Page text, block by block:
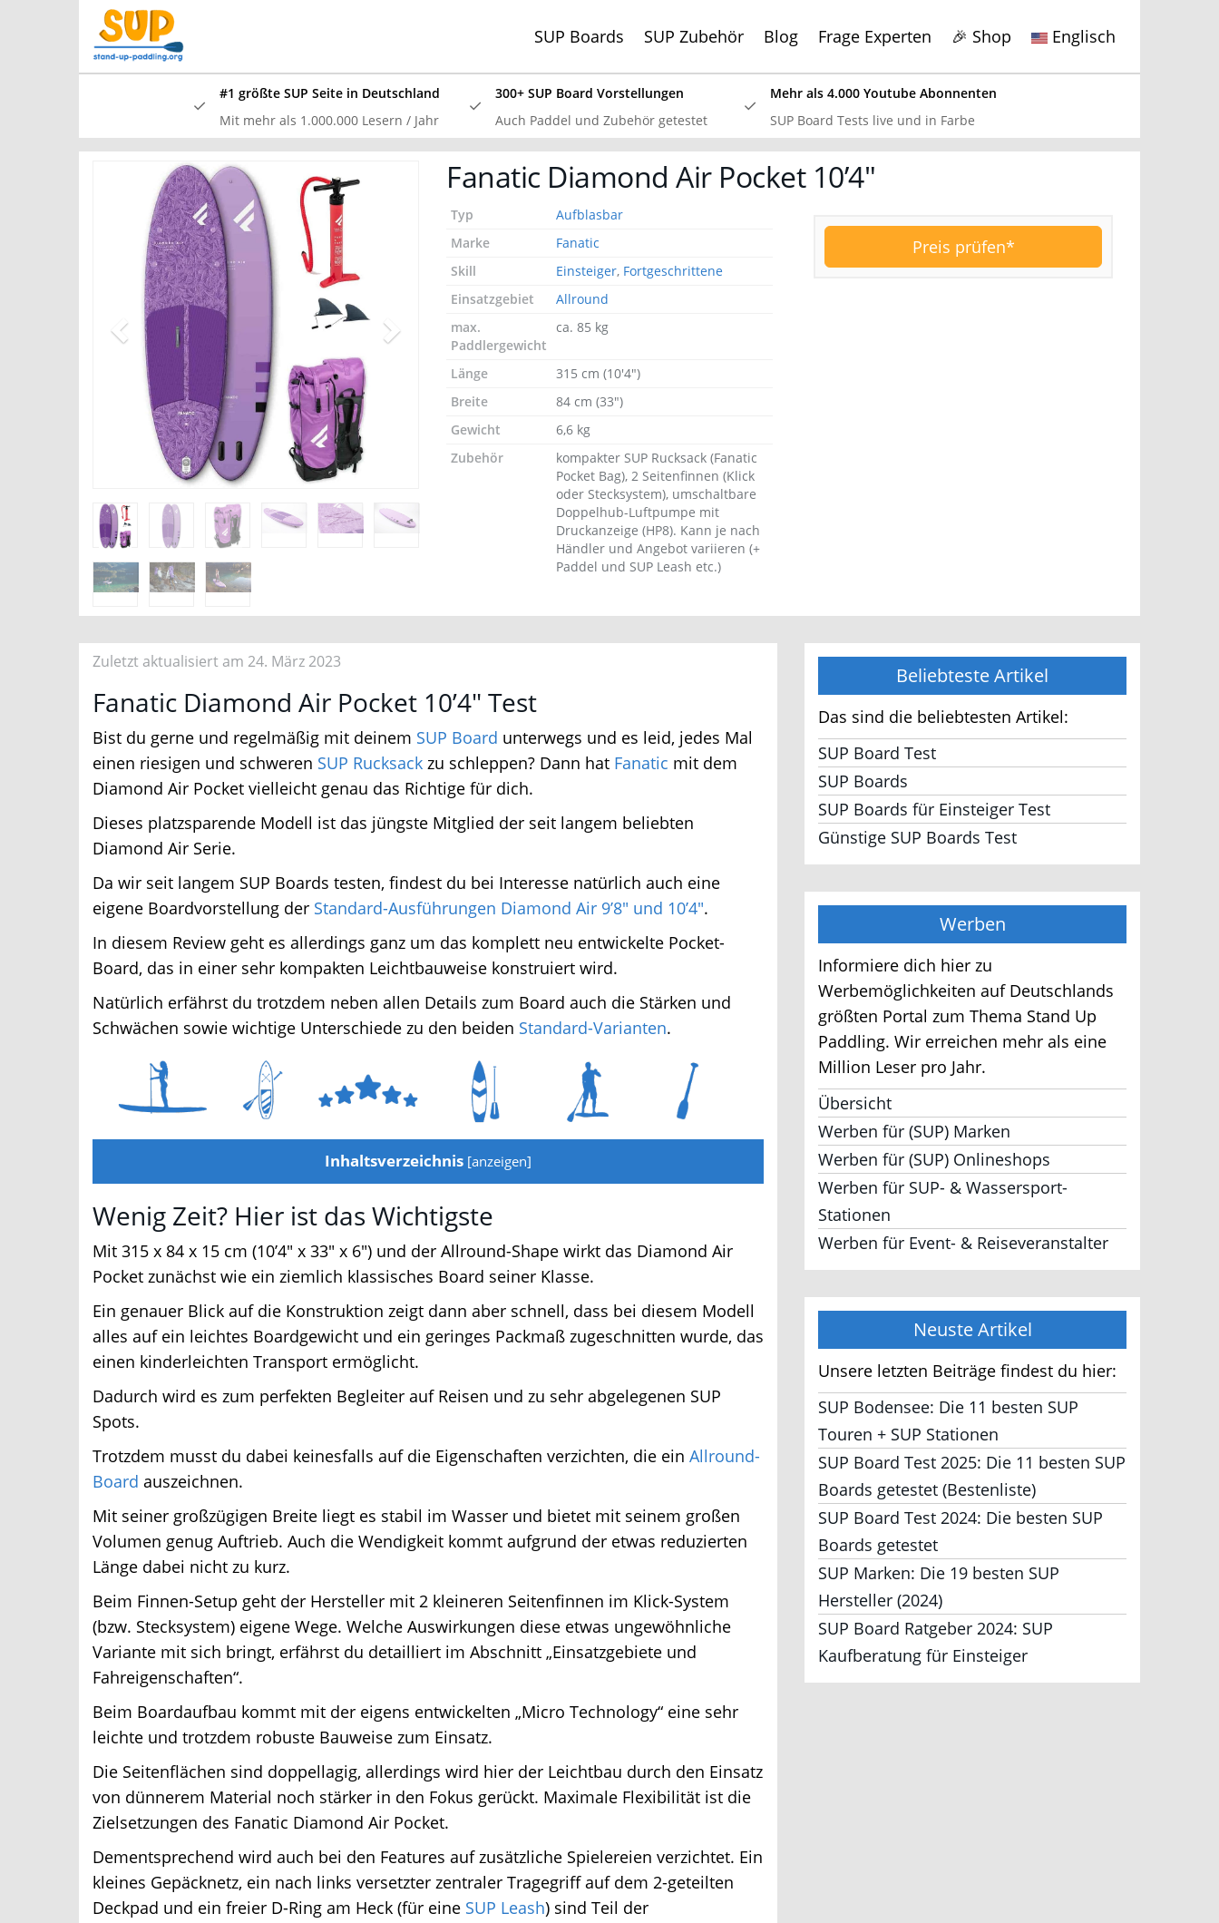
SUP Boards SUP Zubehör Blog Frage Experten 🎉 Shop Englisch
#1 größte SUP Seite in Deutschland
Mit mehr als 1.000.000 Lesern / Jahr
300+ SUP Board Vorstellungen
Auch Paddel und Zubehör getestet
Mehr als 4.000 Youtube Abonnenten
SUP Board Tests live und in Farbe
Fanatic Diamond Air Pocket 10’4″
Preis prüfen*
Typ
Aufblasbar
Marke
Fanatic
Skill
Einsteiger,Fortgeschrittene
Einsatzgebiet
Allround
max.
Paddlergewicht
ca. 85 kg
Länge
315 cm (10'4")
Breite
84 cm (33")
Gewicht
6,6 kg
Zubehör
kompakter SUP Rucksack (Fanatic
Pocket Bag), 2 Seitenfinnen (Klick
oder Stecksystem), umschaltbare
Doppelhub-Luftpumpe mit
Druckanzeige (HP8). Kann je nach
Händler und Angebot variieren (+
Paddel und SUP Leash etc.)
Zuletzt aktualisiert am 24. März 2023
Fanatic Diamond Air Pocket 10’4″ Test
Bist du gerne und regelmäßig mit deinemSUP Boardunterwegs und es leid, jedes Mal
einen riesigen und schwerenSUP Rucksackzu schleppen? Dann hatFanaticmit dem
Diamond Air Pocket vielleicht genau das Richtige für dich.
Dieses platzsparende Modell ist das jüngste Mitglied der seit langem beliebten
Diamond Air Serie.
Da wir seit langem SUP Boards testen, findest du bei Interesse natürlich auch eine
eigene Boardvorstellung derStandard-Ausführungen Diamond Air 9’8″ und 10’4″.
In diesem Review geht es allerdings ganz um das komplett neu entwickelte Pocket-
Board, das in einer sehr kompakten Leichtbauweise konstruiert wird.
Natürlich erfährst du trotzdem neben allen Details zum Board auch die Stärken und
Schwächen sowie wichtige Unterschiede zu den beidenStandard-Varianten.
Inhaltsverzeichnis[ anzeigen]
Wenig Zeit? Hier ist das Wichtigste
Mit 315 x 84 x 15 cm (10’4″ x 33″ x 6″) und der Allround-Shape wirkt das Diamond Air
Pocket zunächst wie ein ziemlich klassisches Board seiner Klasse.
Ein genauer Blick auf die Konstruktion zeigt dann aber schnell, dass bei diesem Modell
alles auf ein leichtes Boardgewicht und ein geringes Packmaß zugeschnitten wurde, das
einen kinderleichten Transport ermöglicht.
Dadurch wird es zum perfekten Begleiter auf Reisen und zu sehr abgelegenen SUP
Spots.
Trotzdem musst du dabei keinesfalls auf die Eigenschaften verzichten, die einAllround-
Boardauszeichnen.
Mit seiner großzügigen Breite liegt es stabil im Wasser und bietet mit seinem großen
Volumen genug Auftrieb. Auch die Wendigkeit kommt aufgrund der etwas reduzierten
Länge dabei nicht zu kurz.
Beim Finnen-Setup geht der Hersteller mit 2 kleineren Seitenfinnen im Klick-System
(bzw. Stecksystem) eigene Wege. Welche Auswirkungen diese etwas ungewöhnliche
Variante mit sich bringt, erfährst du detailliert im Abschnitt „Einsatzgebiete und
Fahreigenschaften“.
Beim Boardaufbau kommt mit der eigens entwickelten „Micro Technology“ eine sehr
leichte und trotzdem robuste Bauweise zum Einsatz.
Die Seitenflächen sind doppellagig, allerdings wird hier der Leichtbau durch den Einsatz
von dünnerem Material noch stärker in den Fokus gerückt. Maximale Flexibilität ist die
Zielsetzungen des Fanatic Diamond Air Pocket.
Dementsprechend wird auch bei den Features auf zusätzliche Spielereien verzichtet. Ein
kleines Gepäcknetz, ein nach links versetzter zentraler Tragegriff auf dem 2-geteilten
Deckpad und ein freier D-Ring am Heck (für eineSUP Leash) sind Teil der
Beliebteste Artikel
Das sind die beliebtesten Artikel:
SUP Board Test
SUP Boards
SUP Boards für Einsteiger Test
Günstige SUP Boards Test
Werben
Informiere dich hier zu
Werbemöglichkeiten auf Deutschlands
größten Portal zum Thema Stand Up
Paddling. Wir erreichen mehr als eine
Million Leser pro Jahr.
Übersicht
Werben für (SUP) Marken
Werben für (SUP) Onlineshops
Werben für SUP- & Wassersport-
Stationen
Werben für Event- & Reiseveranstalter
Neuste Artikel
Unsere letzten Beiträge findest du hier:
SUP Bodensee: Die 11 besten SUP
Touren + SUP Stationen
SUP Board Test 2025: Die 11 besten SUP
Boards getestet (Bestenliste)
SUP Board Test 2024: Die besten SUP
Boards getestet
SUP Marken: Die 19 besten SUP
Hersteller (2024)
SUP Board Ratgeber 2024: SUP
Kaufberatung für Einsteiger
SSV: Große Bluefin Sonderangebote
In unserem SUP Board Test 2024 haben wir alle aktuellen Bluefin Boards getestet
und waren überzeugt! Aktuell gib es wieder großeBluefin Sonderangebote hier
Jetzt Bluefin Angebote ansehen
x